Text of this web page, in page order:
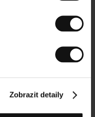
Zobrazit detaily